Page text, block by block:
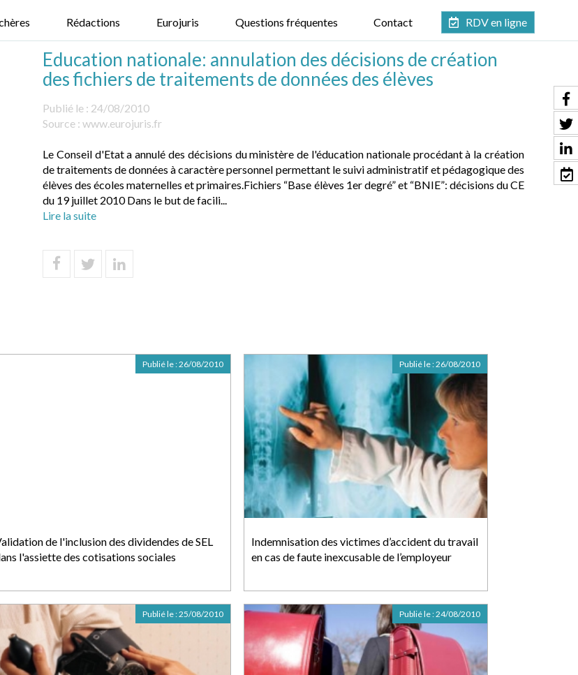
Rédactions Eurojuris Questions fréquentes Contact RDV en ligne
Education nationale: annulation des décisions de création
des fichiers de traitements de données des élèves
Publié le : 24/08/2010
Source : www.eurojuris.fr
Le Conseil d'Etat a annulé des décisions du ministère de l'éducation nationale procédant à la création
de traitements de données à caractère personnel permettant le suivi administratif et pédagogique des
élèves des écoles maternelles et primaires.Fichiers “Base élèves 1er degré” et “BNIE”: décisions du CE
du 19 juillet 2010 Dans le but de facili...
Lire la suite
de l'inclusion des dividendes de SEL
l'assiette des cotisations sociales
Publié le :26/08/2010
Indemnisation des victimes d’accident du travail
en cas de faute inexcusable de l’employeur
Publié le :26/08/2010
Publié le :25/08/2010 Publié le :24/08/2010